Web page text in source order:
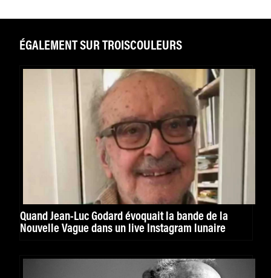
ÉGALEMENT SUR TROISCOULEURS
Quand Jean-Luc Godard évoquait la bande de la
Nouvelle Vague dans un live Instagram lunaire